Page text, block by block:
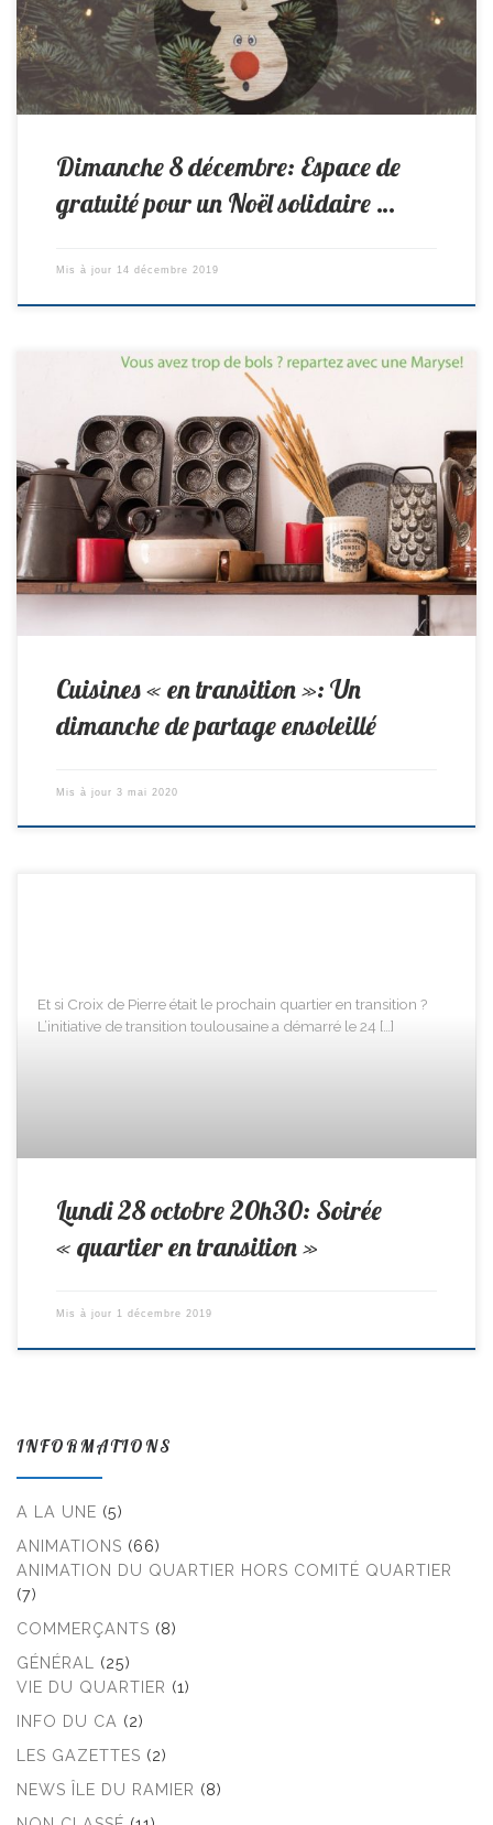
Dimanche 8 décembre: Espace de
gratuité pour un Noël solidaire …
Mis à jour 14 décembre 2019
Dimanche 2 février 14h-17h: Lessive, pastille pour le lave
vaisselle, déodorant sont des produits ménagers utiles au
quotidien, qui ont […]
Cuisines « en transition »: Un
dimanche de partage ensoleillé
Mis à jour 3 mai 2020
Et si Croix de Pierre était le prochain quartier en transition ?
L’initiative de transition toulousaine a démarré le 24 […]
Lundi 28 octobre 20h30: Soirée
« quartier en transition »
Mis à jour 1 décembre 2019
INFORMATIONS
A LA UNE (5)
ANIMATIONS (66)
ANIMATION DU QUARTIER HORS COMITÉ QUARTIER
(7)
COMMERÇANTS (8)
GÉNÉRAL
(25)
VIE DU QUARTIER (1)
INFO DU CA (2)
LES GAZETTES (2)
NEWS ÎLE DU RAMIER (8)